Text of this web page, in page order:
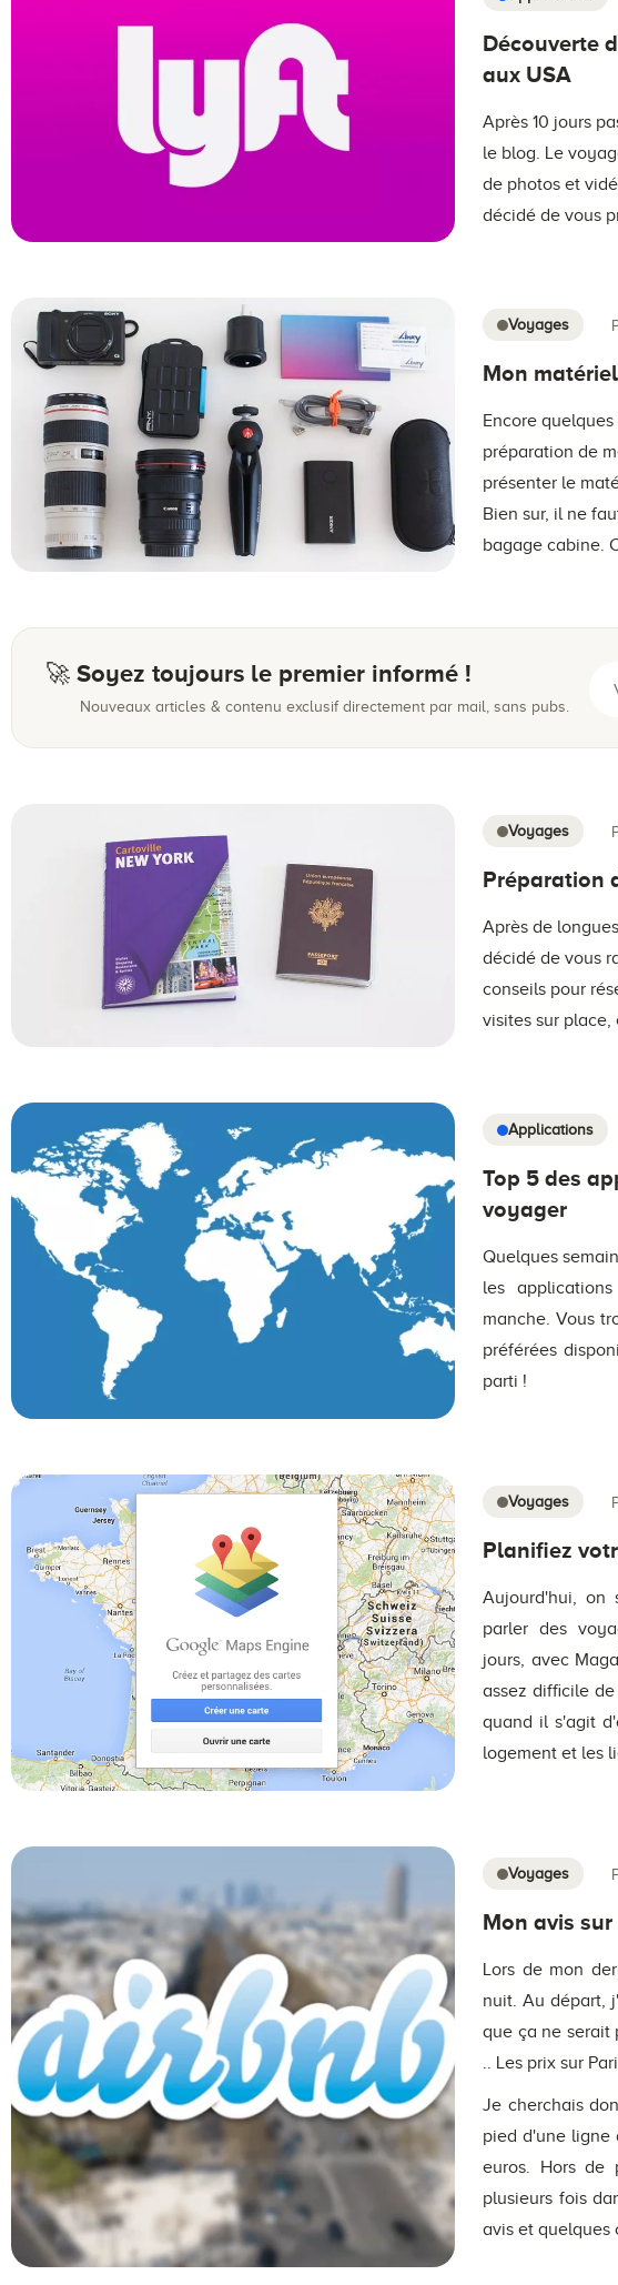
Découverte
aux USA
Après 10 jours
le blog. Le
de photos et
décidé de vous
Voyages
Mon
Encore
préparation de
présenter le
Bien sur, il ne
bagage cabine.
🚀 Soyez toujours le premier informé !
Nouveaux articles & contenu exclusif directement par mail, sans pubs.
Voyages
Préparation
Après de
décidé de vous
conseils pour
visites sur
Applications
Top 5 des
voyager
Quelques
les
manche. Vous
préférées
parti !
Voyages
Planifiez
Aujourd'hui,
parler des
jours, avec
assez difficile
quand il s'agit
logement et les
Voyages
Mon avis
Lors de mon
nuit. Au départ,
que ça ne serait
.. Les prix sur
Je cherchais
pied d'une ligne
euros. Hors de
plusieurs fois
avis et quelques